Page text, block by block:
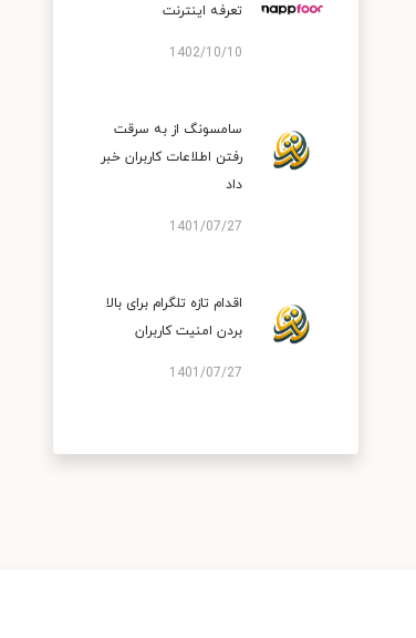
تعرفه اینترنت
1402/10/10
سامسونگ از به سرقت
رفتن اطلاعات کاربران خبر
داد
1401/07/27
اقدام تازه تلگرام برای بالا
بردن امنیت کاربران
1401/07/27